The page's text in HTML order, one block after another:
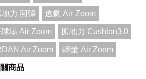
力 回彈 透氣 Air Zoom
場 Air Zoom 抓地力 Cushlon3.0
Air Zoom 輕量 Air Zoom
商品